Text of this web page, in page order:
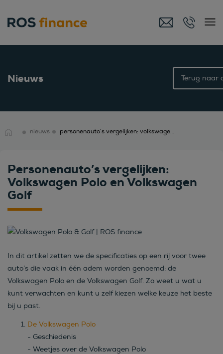
Nieuws Terug naar
nieuws personenauto’s vergelijken: volkswagen polo en volkswagen golf
Personenauto’s vergelijken:
Volkswagen Polo en Volkswagen
Golf
In dit artikel zetten we de specificaties op een rij voor twee
auto’s die vaak in één adem worden genoemd: de
Volkswagen Polo en de Volkswagen Golf. Zo weet u wat u
kunt verwachten en kunt u zelf kiezen welke keuze het beste
bij u past.
De Volkswagen Polo
- Geschiedenis
- Weetjes over de Volkswagen Polo